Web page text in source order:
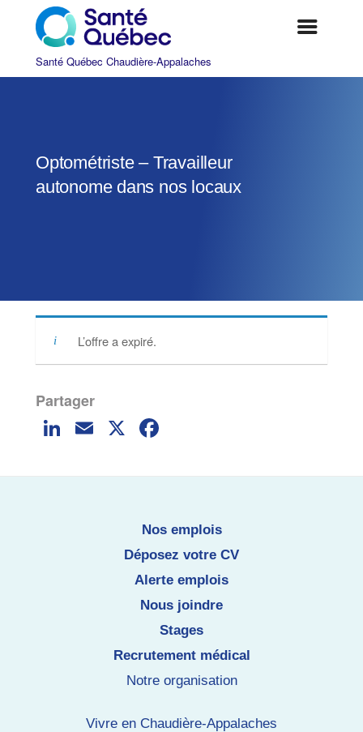
Optométriste – Travailleur
autonome dans nos locaux
L’offre a expiré.
Li
k
E
ai
X
c
b
o
o
k
Nos emplois
Déposez votre CV
Alerte emplois
Nous joindre
Stages
Recrutement médical
Notre organisation
Vivre en Chaudière-Appalaches